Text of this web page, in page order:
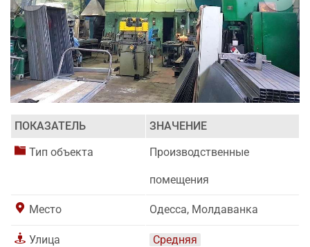
ПОКАЗАТЕЛЬ
ЗНАЧЕНИЕ
Тип объекта
Производственные
помещения
Место Одесса, Молдаванка
Улица Средняя